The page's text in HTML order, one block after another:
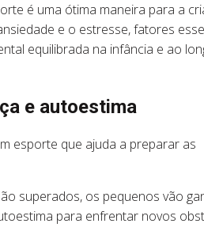
é uma ótima maneira para a
e o estresse, fatores
equilibrada na infância e ao
e autoestima
esporte que ajuda a preparar as
superados, os pequenos vão
para enfrentar novos